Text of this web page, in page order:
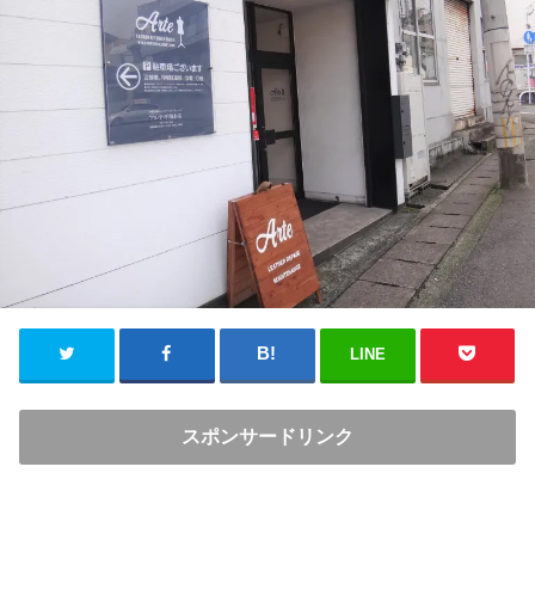
LINE
スポンサードリンク